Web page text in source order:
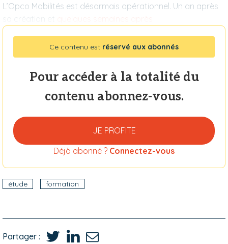
L’Opco Mobilités est désormais opérationnel. Un an après
Ce contenu est réservé aux abonnés
Pour accéder à la totalité du
contenu abonnez-vous.
JE PROFITE
Déjà abonné ? Connectez-vous
étude formation
Partager :